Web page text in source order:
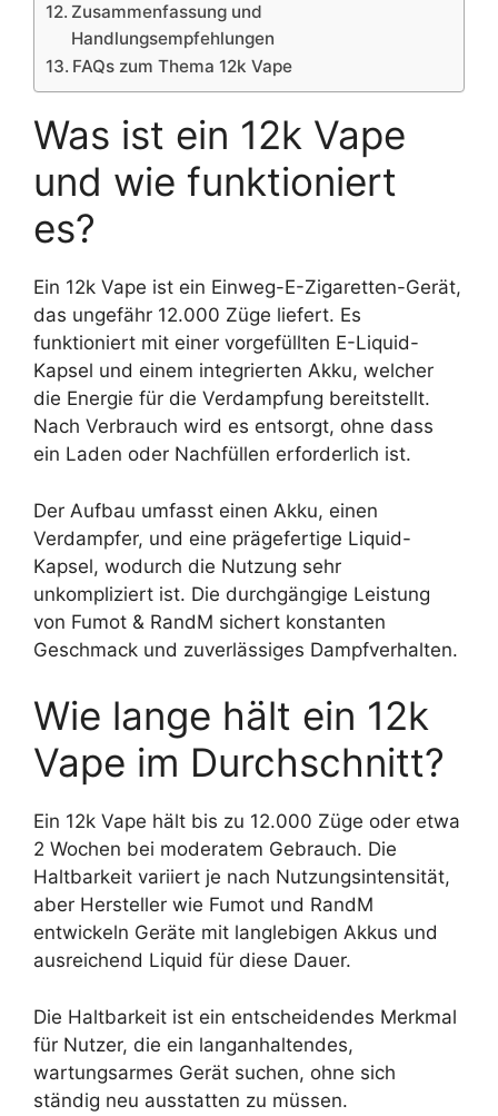
Zusammenfassung und
Handlungsempfehlungen
FAQs zum Thema 12k Vape
Was ist ein 12k Vape
und wie funktioniert
es?
Ein 12k Vape ist ein Einweg-E-Zigaretten-Gerät,
das ungefähr 12.000 Züge liefert. Es
funktioniert mit einer vorgefüllten E-Liquid-
Kapsel und einem integrierten Akku, welcher
die Energie für die Verdampfung bereitstellt.
Nach Verbrauch wird es entsorgt, ohne dass
ein Laden oder Nachfüllen erforderlich ist.
Der Aufbau umfasst einen Akku, einen
Verdampfer, und eine prägefertige Liquid-
Kapsel, wodurch die Nutzung sehr
unkompliziert ist. Die durchgängige Leistung
von Fumot & RandM sichert konstanten
Geschmack und zuverlässiges Dampfverhalten.
Wie lange hält ein 12k
Vape im Durchschnitt?
Ein 12k Vape hält bis zu 12.000 Züge oder etwa
2 Wochen bei moderatem Gebrauch. Die
Haltbarkeit variiert je nach Nutzungsintensität,
aber Hersteller wie Fumot und RandM
entwickeln Geräte mit langlebigen Akkus und
ausreichend Liquid für diese Dauer.
Die Haltbarkeit ist ein entscheidendes Merkmal
für Nutzer, die ein langanhaltendes,
wartungsarmes Gerät suchen, ohne sich
ständig neu ausstatten zu müssen.